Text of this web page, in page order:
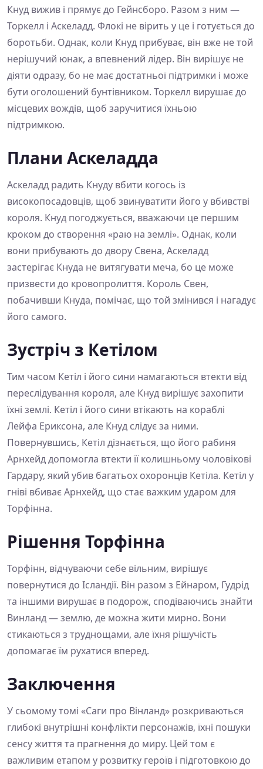
Кнуд вижив і прямує до Гейнсборо. Разом з ним —
Торкелл і Аскеладд. Флокі не вірить у це і готується до
боротьби. Однак, коли Кнуд прибуває, він вже не той
нерішучий юнак, а впевнений лідер. Він вирішує не
діяти одразу, бо не має достатньої підтримки і може
бути оголошений бунтівником. Торкелл вирушає до
місцевих вождів, щоб заручитися їхньою
підтримкою.
Плани Аскеладда
Аскеладд радить Кнуду вбити когось із
високопосадовців, щоб звинуватити його у вбивстві
короля. Кнуд погоджується, вважаючи це першим
кроком до створення «раю на землі». Однак, коли
вони прибувають до двору Свена, Аскеладд
застерігає Кнуда не витягувати меча, бо це може
призвести до кровопролиття. Король Свен,
побачивши Кнуда, помічає, що той змінився і нагадує
його самого.
Зустріч з Кетілом
Тим часом Кетіл і його сини намагаються втекти від
переслідування короля, але Кнуд вирішує захопити
їхні землі. Кетіл і його сини втікають на кораблі
Лейфа Ериксона, але Кнуд слідує за ними.
Повернувшись, Кетіл дізнається, що його рабиня
Арнхейд допомогла втекти її колишньому чоловікові
Гардару, який убив багатьох охоронців Кетіла. Кетіл у
гніві вбиває Арнхейд, що стає важким ударом для
Торфінна.
Рішення Торфінна
Торфінн, відчуваючи себе вільним, вирішує
повернутися до Ісландії. Він разом з Ейнаром, Гудрід
та іншими вирушає в подорож, сподіваючись знайти
Винланд — землю, де можна жити мирно. Вони
стикаються з труднощами, але їхня рішучість
допомагає їм рухатися вперед.
Заключення
У сьомому томі «Саги про Вінланд» розкриваються
глибокі внутрішні конфлікти персонажів, їхні пошуки
сенсу життя та прагнення до миру. Цей том є
важливим етапом у розвитку героїв і підготовкою до